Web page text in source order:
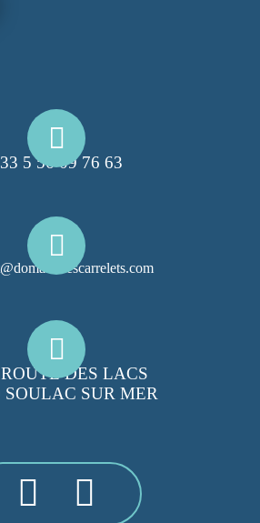
5 56 09 76 63
DES LACS
SOULAC SUR MER